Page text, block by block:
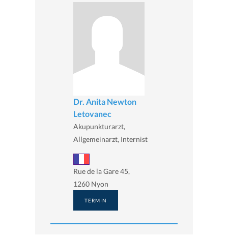
Dr. Anita Newton
Letovanec
Akupunkturarzt,
Allgemeinarzt, Internist
Rue de la Gare 45,
1260 Nyon
TERMIN